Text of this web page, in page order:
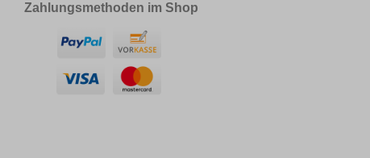
Zahlungsmethoden im Shop